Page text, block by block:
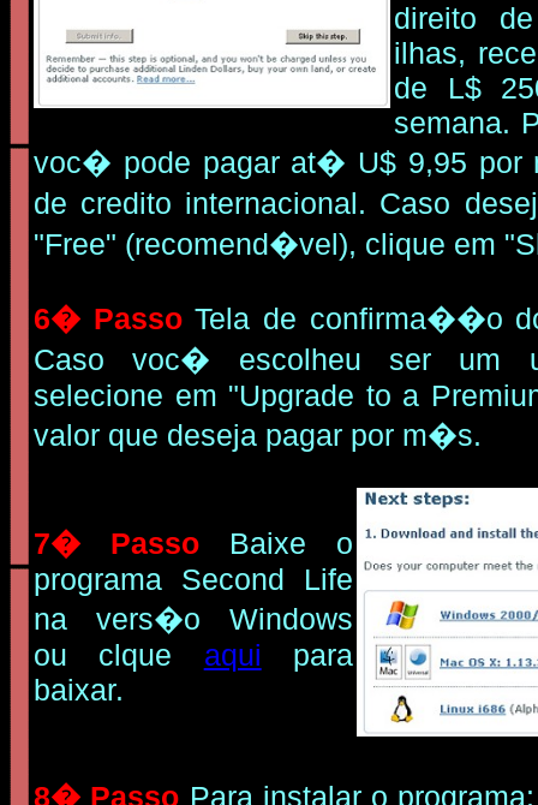
direito
ilhas,
de L$
semana.
voc� pode pagar at� U$ 9,95
de credito internacional. Caso
"Free" (recomend�vel), clique em
6� PassoTela de confirma��o
Caso voc� escolheu ser um
selecione em "Upgrade to a
valor que deseja pagar por m�s.
7� Passo Baixe o
programa Second Life
na vers�o Windows
ou clque aqui para
baixar.
8� Passo Para instalar o